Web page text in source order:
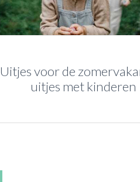
Uitjes voor de
uitjes met kinderen